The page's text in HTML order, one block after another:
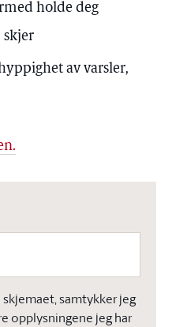
holde deg
skjer
av varsler,
samtykker jeg
opplysningene jeg har